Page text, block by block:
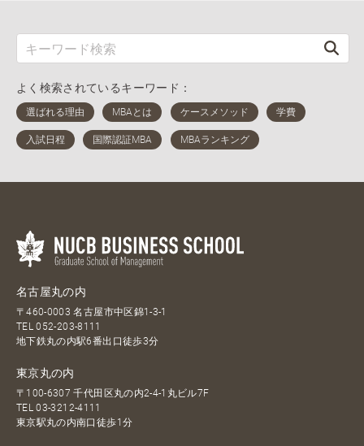
よく検索されているキーワード：
名古屋丸の内
〒460-0003 名古屋市中区錦1-3-1
TEL052-203-8111
地下鉄丸の内駅6番出口徒歩3分
東京丸の内
〒100-6307 千代田区丸の内2-4-1丸ビル7F
TEL03-3212-4111
東京駅丸の内南口徒歩1分